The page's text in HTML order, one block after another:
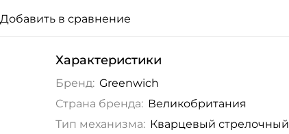
Добавить в сравнение
Характеристики
Бренд: Greenwich
Страна бренда: Великобритания
Тип механизма: Кварцевый стрелочный